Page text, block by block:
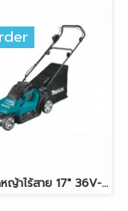
รถเข็นตัดหญ้าไร้สาย 17" 36V-LXT (18Vx2) MAKITA DLM432Z ตัวเครื่องเปล่า